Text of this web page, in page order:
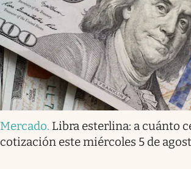
Mercado. Libra esterlina: a cuánto
cotización este miércoles 5 de